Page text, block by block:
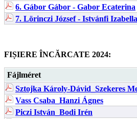
6. Gábor Gábor - Gabor Ecaterina
7. Lörinczi József - Istvánfi Izabella
FIȘIERE ÎNCĂRCATE 2024:
Fájlméret
Sztojka Károly-Dávid_Szekeres
Vass Csaba_Hanzi Ágnes
Piczi István_Bodi Irén